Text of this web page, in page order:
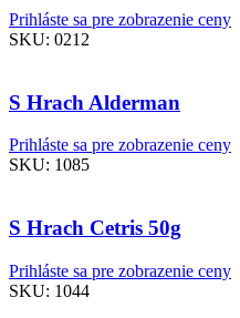
Prihláste sa pre zobrazenie ceny
SKU: 0212
S Hrach Alderman
Prihláste sa pre zobrazenie ceny
SKU: 1085
S Hrach Cetris 50g
Prihláste sa pre zobrazenie ceny
SKU: 1044